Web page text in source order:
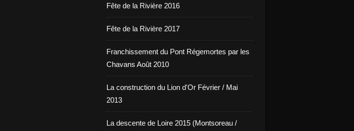
Fête de la Rivière 2016
Fête de la Rivière 2017
Franchissement du Pont Régemortes par les
Chavans Août 2010
La construction du Lion d'Or Février / Mai
2013
La descente de Loire 2015 (Montsoreau /